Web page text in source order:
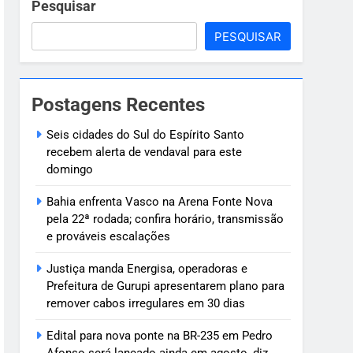
diz DNIT
Gastronômico de Taquaruçu
Pesquisar
PESQUISAR
Postagens Recentes
Seis cidades do Sul do Espírito Santo
recebem alerta de vendaval para este
domingo
Bahia enfrenta Vasco na Arena Fonte Nova
pela 22ª rodada; confira horário, transmissão
e prováveis escalações
Justiça manda Energisa, operadoras e
Prefeitura de Gurupi apresentarem plano para
remover cabos irregulares em 30 dias
Edital para nova ponte na BR-235 em Pedro